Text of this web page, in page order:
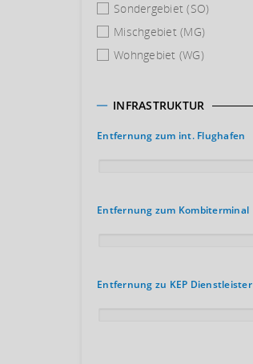
Sondergebiet (SO)
Mischgebiet (MG)
Wohngebiet (WG)
INFRASTRUKTUR
Entfernung zum int. Flughafen
Entfernung zum Kombiterminal
Entfernung zu KEP Dienstleister